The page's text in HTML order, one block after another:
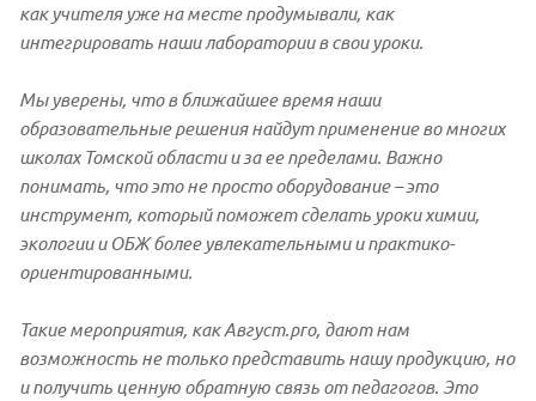
как учителя уже на месте продумывали, как
интегрировать наши лаборатории в свои уроки.
Мы уверены, что в ближайшее время наши
образовательные решения найдут применение во многих
школах Томской области и за ее пределами. Важно
понимать, что это не просто оборудование – это
инструмент, который поможет сделать уроки химии,
экологии и ОБЖ более увлекательными и практико-
ориентированными.
Такие мероприятия, как Август.pro, дают нам
возможность не только представить нашу продукцию, но
и получить ценную обратную связь от педагогов. Это